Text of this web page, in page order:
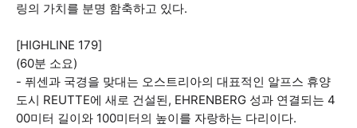
링의 가치를 분명 함축하고 있다.
[HIGHLINE 179]
(60분 소요)
- 퓌센과 국경을 맞대는 오스트리아의 대표적인 알프스 휴양
도시 REUTTE에 새로 건설된, EHRENBERG 성과 연결되는 4
00미터 길이와 100미터의 높이를 자랑하는 다리이다.